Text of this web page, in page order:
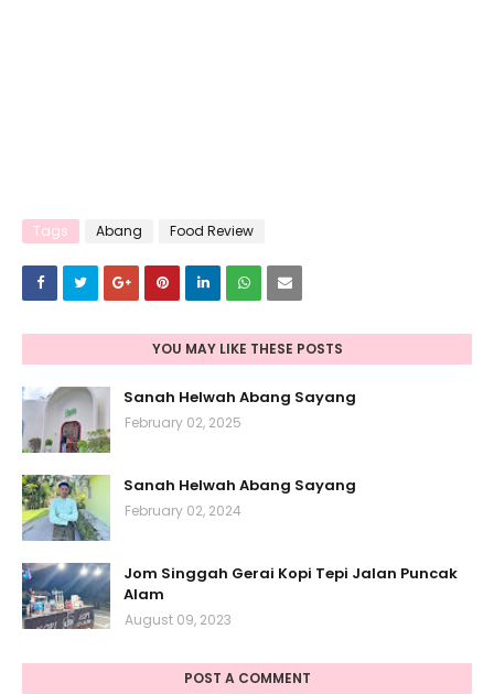
Tags Abang Food Review
YOU MAY LIKE THESE POSTS
Sanah Helwah Abang Sayang
February 02, 2025
Sanah Helwah Abang Sayang
February 02, 2024
Jom Singgah Gerai Kopi Tepi Jalan Puncak
Alam
August 09, 2023
POST A COMMENT